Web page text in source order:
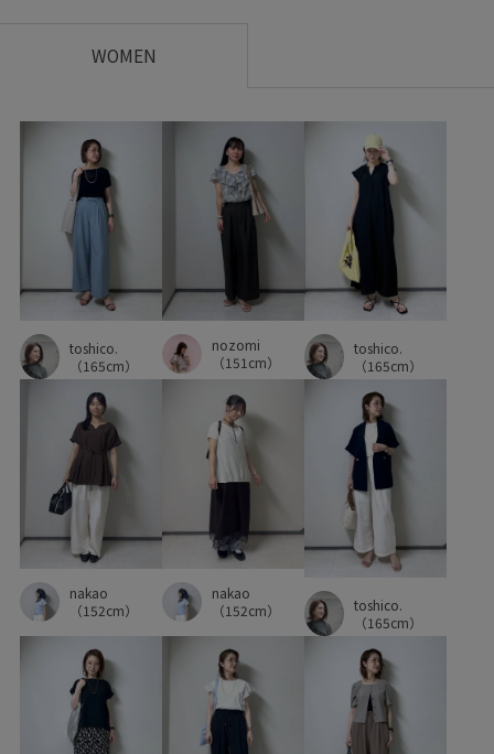
WOMEN
toshico.
（165cm）
nozomi
（151cm）
toshico.
（165cm）
nakao
（152cm）
nakao
（152cm）
toshico.
（165cm）